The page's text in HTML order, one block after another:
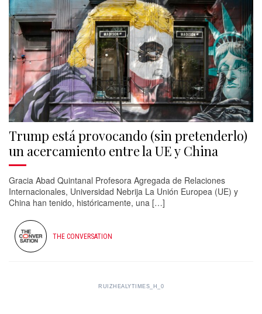
Trump está provocando (sin pretenderlo)
un acercamiento entre la UE y China
Gracia Abad Quintanal Profesora Agregada de Relaciones
Internacionales, Universidad Nebrija La Unión Europea (UE) y
China han tenido, históricamente, una […]
THE CONVERSATION
RUIZHEALYTIMES_H_0